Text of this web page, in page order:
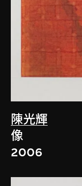
陳光輝
像
2006